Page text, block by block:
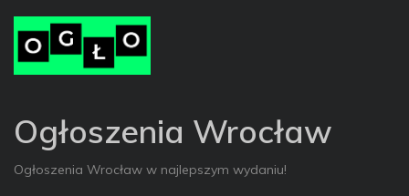
Ogłoszenia Wrocław
Ogłoszenia Wrocław w najlepszym wydaniu!